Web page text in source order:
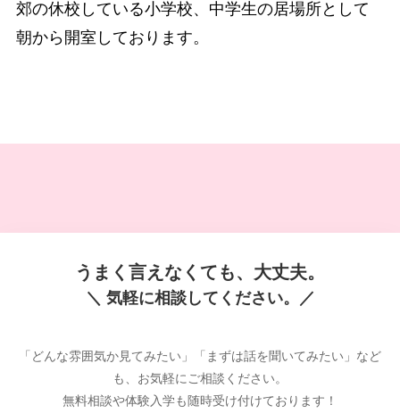
郊の休校している小学校、中学生の居場所として
朝から開室しております。
うまく言えなくても、大丈夫。
＼ 気軽に相談してください。／
「どんな雰囲気か見てみたい」「まずは話を聞いてみたい」など
も、お気軽にご相談ください。
無料相談や体験入学も随時受け付けております！